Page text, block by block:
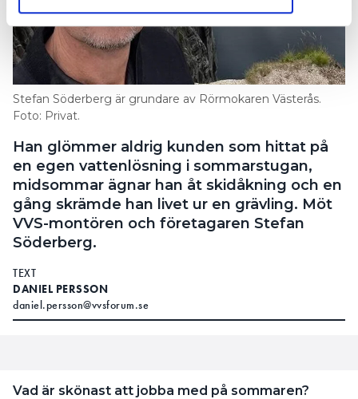
Stefan Söderberg är grundare av Rörmokaren Västerås.
Foto: Privat.
Han glömmer aldrig kunden som hittat på
en egen vattenlösning i sommarstugan,
midsommar ägnar han åt skidåkning och en
gång skrämde han livet ur en grävling. Möt
VVS-montören och företagaren Stefan
Söderberg.
TEXT
DANIEL PERSSON
daniel.persson@vvsforum.se
Vad är skönast att jobba med på sommaren?